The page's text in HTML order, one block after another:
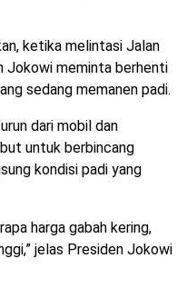
ketika melintasi Jalan
Jokowi meminta berhenti
sedang memanen padi.
dari mobil dan
untuk berbincang
kondisi padi yang
harga gabah kering,
jelas Presiden Jokowi